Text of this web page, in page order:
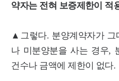
약자는 전혀 보증제한이 적
▲그렇다. 분양계약자가 그
나 미분양분을 사는 경우,
건수나 금액에 제한이 없다.